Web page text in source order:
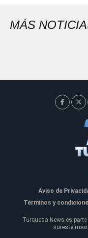
MÁS
Aviso de
Términos y
Turquesa News es
sureste